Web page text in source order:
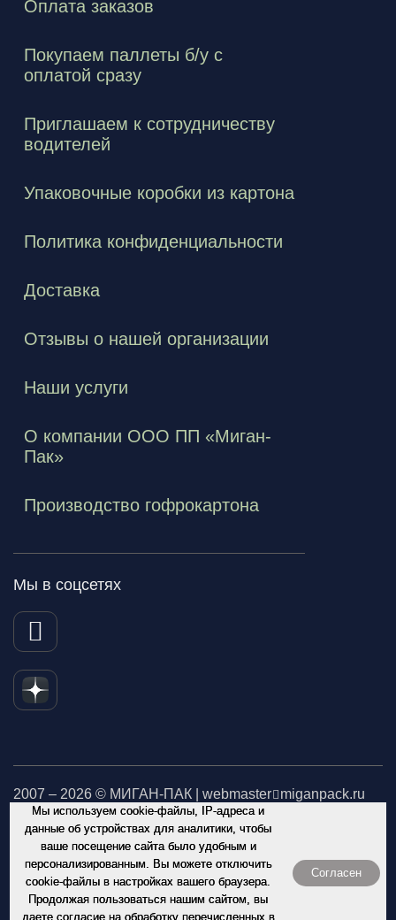
Мы используем cookie-файлы, IP-адреса и
данные об устройствах для аналитики, чтобы
ваше посещение сайта было удобным и
персонализированным. Вы можете отключить
cookie-файлы в настройках вашего браузера.
Продолжая пользоваться нашим сайтом, вы
даете согласие на обработку перечисленных в
Согласен
Оплата заказов
Покупаем паллеты б/у с
оплатой сразу
Приглашаем к сотрудничеству
водителей
Упаковочные коробки из картона
Политика конфиденциальности
Доставка
Отзывы о нашей организации
Наши услуги
О компании ООО ПП «Миган-
Пак»
Производство гофрокартона
Мы в соцсетях
2007 – 2026 © МИГАН-ПАК | webmaster miganpack.ru
Не является публичной офертой. Обращаем Ваше внимание
на то, что данный интернет-сайт носит исключительно
информационный характер и ни при каких условиях
информационные материалы и цены, размещенные на сайте,
не являются публичной офертой, определяемой